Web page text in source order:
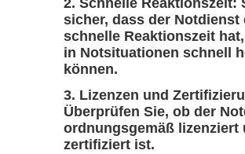
Schnelle Reaktionszeit:
sicher, dass der Notdienst
schnelle Reaktionszeit
in Notsituationen schnell
können.
Lizenzen und
Überprüfen Sie, ob der
ordnungsgemäß lizenziert
zertifiziert ist.